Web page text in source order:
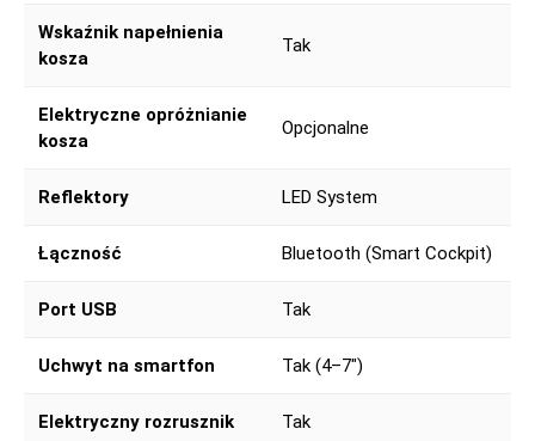
Wskaźnik napełnienia
kosza
Tak
Elektryczne opróżnianie
kosza
Opcjonalne
Reflektory LED System
Łączność Bluetooth (Smart Cockpit)
Port USB Tak
Uchwyt na smartfon Tak (4–7″)
Elektryczny rozrusznik Tak